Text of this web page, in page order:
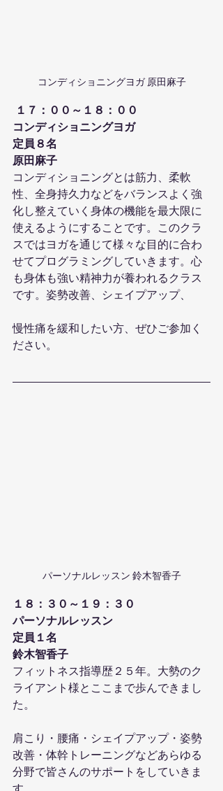
コンディショニングヨガ 原田麻子
１７：００～１８：００
コンディショニングヨガ
定員８名
原田麻子
コンディショニングとは筋力、柔軟
性、全身持久力などをバランスよく強
化し整えていく身体の機能を最大限に
使えるようにすることです。このクラ
スではヨガを通じて様々な目的に合わ
せてプログラミングしていきます。心
も身体も強い精神力が養われるクラス
です。姿勢改善、シェイプアップ、
慢性痛を緩和したい方、ぜひご参加く
ださい。
パーソナルレッスン 鈴木智香子
１８：３０～１９：３０
パーソナルレッスン
定員１名
鈴木智香子
フィットネス指導歴２５年。大勢のク
ライアント様とここまで歩んできまし
た。
肩こり・腰痛・シェイプアップ・姿勢
改善・体幹トレーニングなどあらゆる
分野で皆さんのサポートをしていきま